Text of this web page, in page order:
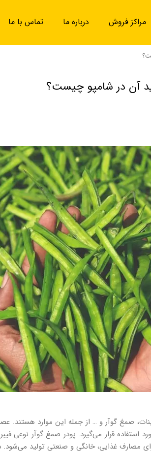
مراکز فروش درباره ما تماس با ما
آن در شامپو چیست؟
صمغ گوآر و … از جمله این موارد هستند.
قرار می‌گیرد. پودر صمغ گوآر نوعی
مصارف غذایی، خانگی و صنعتی تولید می‌شود.